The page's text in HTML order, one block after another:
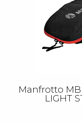
Manfrotto MB
LIGHT